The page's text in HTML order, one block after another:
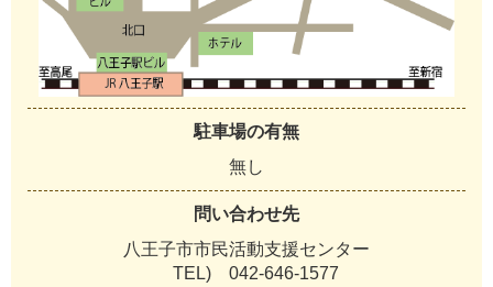
駐車場の有無
無し
問い合わせ先
八王子市市民活動支援センター
TEL) 042-646-1577